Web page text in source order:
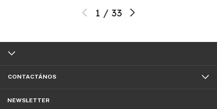
1 / 33
CONTACTÁNOS
NEWSLETTER